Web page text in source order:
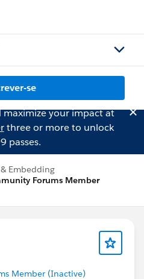
se
your impact at
three or more to unlock
passes.
Embedding
Forums Member
Member (Inactive)